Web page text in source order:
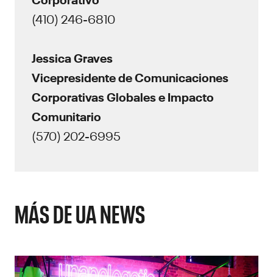
(410) 246-6810
Jessica Graves
Vicepresidente de Comunicaciones
Corporativas Globales e Impacto
Comunitario
(570) 202-6995
MÁS DE UA NEWS